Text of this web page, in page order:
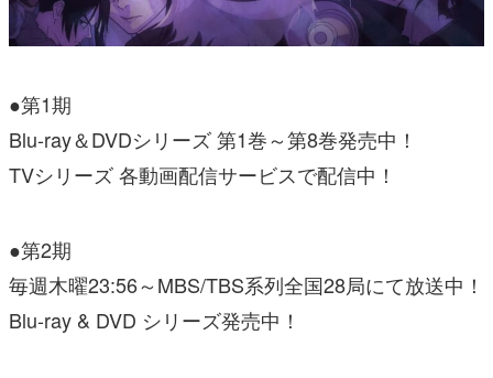
●第1期
Blu-ray＆DVDシリーズ 第1巻～第8巻発売中！
TVシリーズ 各動画配信サービスで配信中！
●第2期
毎週木曜23:56～MBS/TBS系列全国28局にて放送中！
Blu-ray & DVD シリーズ発売中！